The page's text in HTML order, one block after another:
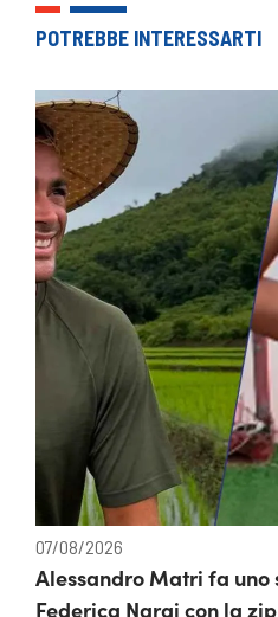
POTREBBE INTERESSARTI
07/08/2026
Alessandro Matri fa uno
Federica Nargi con la